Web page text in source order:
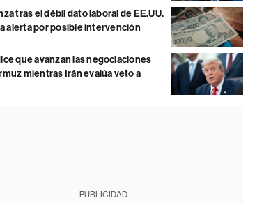
tras el débil dato laboral de EE.UU.
alerta por posible intervención
que avanzan las negociaciones
mientras Irán evalúa veto a
PUBLICIDAD